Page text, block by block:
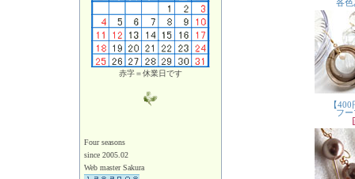
赤字＝休業日です
Four seasons
since 2005.02
Web master Sakura